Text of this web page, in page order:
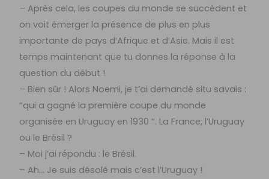
– Après cela, les coupes du monde se succèdent et
on voit émerger la présence de plus en plus
importante de pays d’Afrique et d’Asie. Mais il est
temps maintenant que tu donnes la réponse à la
question du début !
– Bien sûr ! Alors Noemi, je t’ai demandé situ savais :
“qui a gagné la première coupe du monde
organisée en Uruguay en 1930 “. La France, l’Uruguay
ou le Brésil ?
– Moi j’ai répondu : le Brésil.
– Ah… Je suis désolé mais c’est l’Uruguay !